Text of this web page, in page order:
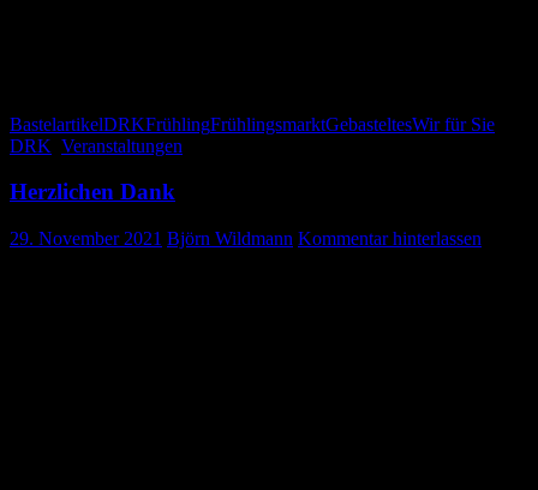
BastelartikelDRKFrühlingFrühlingsmarktGebasteltesWir für Sie
DRK Veranstaltungen
Herzlichen Dank
29. November 2021 Björn Wildmann Kommentar hinterlassen